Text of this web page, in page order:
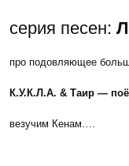
серия песен:
про подовляющее
К.У.К.Л.А. & Таир —
везучим Кенам….